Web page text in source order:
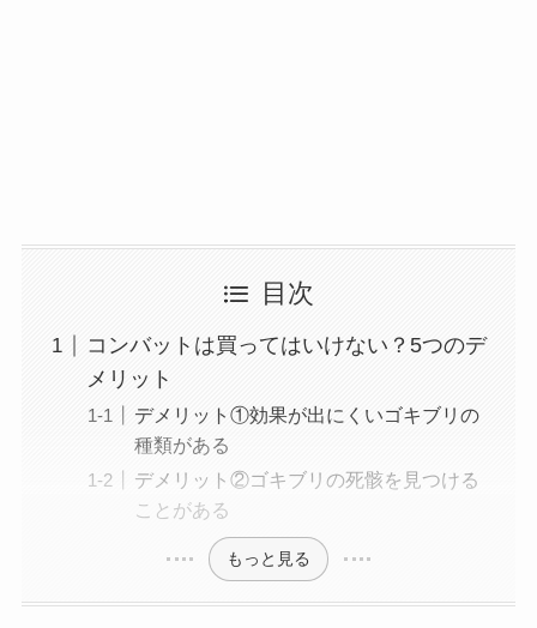
目次
コンバットは買ってはいけない？5つのデ
メリット
デメリット①効果が出にくいゴキブリの
種類がある
デメリット②ゴキブリの死骸を見つける
ことがある
もっと見る